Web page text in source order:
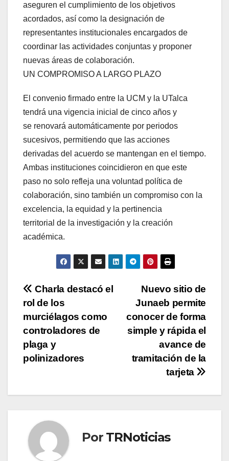
aseguren el cumplimiento de los objetivos
acordados, así como la designación de
representantes institucionales encargados de
coordinar las actividades conjuntas y proponer
nuevas áreas de colaboración.
UN COMPROMISO A LARGO PLAZO
El convenio firmado entre la UCM y la UTalca
tendrá una vigencia inicial de cinco años y
se renovará automáticamente por periodos
sucesivos, permitiendo que las acciones
derivadas del acuerdo se mantengan en el tiempo.
Ambas instituciones coincidieron en que este
paso no solo refleja una voluntad política de
colaboración, sino también un compromiso con la
excelencia, la equidad y la pertinencia
territorial de la investigación y la creación
académica.
Navegación
de
entradas
Nuevo sitio de
Junaeb permite
conocer de forma
simple y rápida el
avance de
tramitación de la
tarjeta
Charla destacó el
rol de los
murciélagos como
controladores de
plaga y
polinizadores
Por TRNoticias